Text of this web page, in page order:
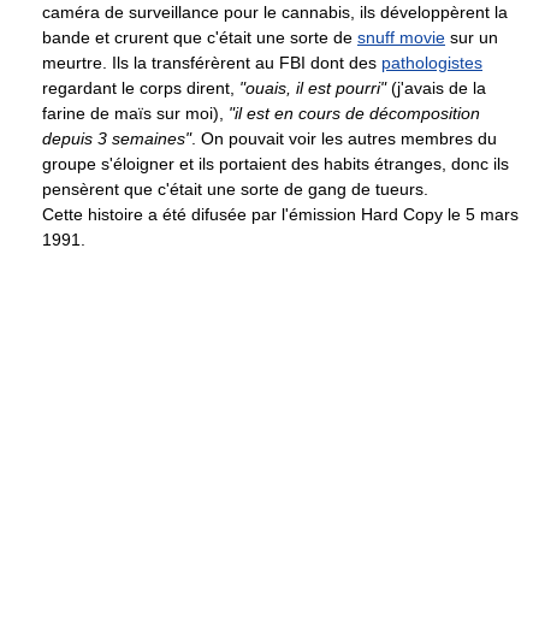
caméra de surveillance pour le cannabis, ils développèrent la
bande et crurent que c'était une sorte de snuff movie sur un
meurtre. Ils la transférèrent au FBI dont des pathologistes
regardant le corps dirent, "ouais, il est pourri"(j'avais de la
farine de maïs sur moi), "il est en cours de décomposition
depuis 3 semaines". On pouvait voir les autres membres du
groupe s'éloigner et ils portaient des habits étranges, donc ils
pensèrent que c'était une sorte de gang de tueurs.
Cette histoire a été difusée par l'émission Hard Copy le 5 mars
1991.